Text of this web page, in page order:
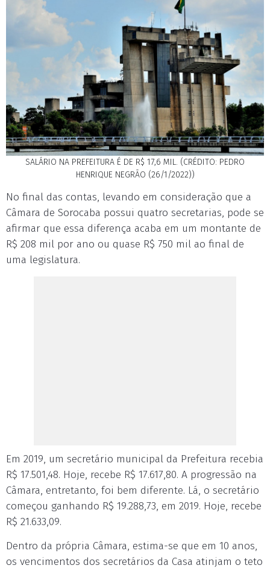
SALÁRIO NA PREFEITURA É DE R$ 17,6 MIL. (CRÉDITO: PEDRO
HENRIQUE NEGRÃO (26/1/2022))
No final das contas, levando em consideração que a
Câmara de Sorocaba possui quatro secretarias, pode se
afirmar que essa diferença acaba em um montante de
R$ 208 mil por ano ou quase R$ 750 mil ao final de
uma legislatura.
Em 2019, um secretário municipal da Prefeitura recebia
R$ 17.501,48. Hoje, recebe R$ 17.617,80. A progressão na
Câmara, entretanto, foi bem diferente. Lá, o secretário
começou ganhando R$ 19.288,73, em 2019. Hoje, recebe
R$ 21.633,09.
Dentro da própria Câmara, estima-se que em 10 anos,
os vencimentos dos secretários da Casa atinjam o teto